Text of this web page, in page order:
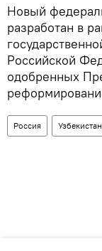
Новый
разработан в
Российской
одобренных
Россия Узбекистан